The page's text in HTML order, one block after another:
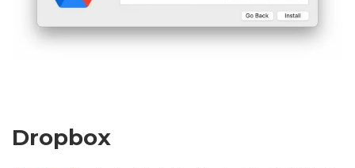
Dropbox